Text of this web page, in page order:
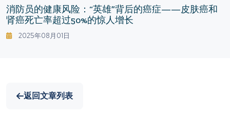
消防员的健康风险：“英雄”背后的癌症——皮肤癌和
肾癌死亡率超过50%的惊人增长
2025年08月01日
返回文章列表